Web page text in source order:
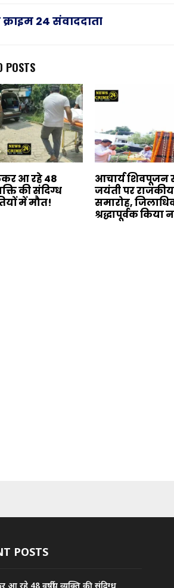
24 संवाददाता
POSTS
आ रहे 48
की संदिग्ध
में मौत!
आचार्य शिवपूजन
जयंती पर राजकीय
समारोह,
श्रद्धापूर्वक किया
POSTS